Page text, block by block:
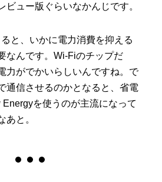
ビュー版ぐらいなかんじです。
と、いかに電力消費を抑える
なんです。Wi-Fiのチップだ
力がでかいらしいんですね。で
通信させるのかとなると、省電
を使うのが主流になって
あと。